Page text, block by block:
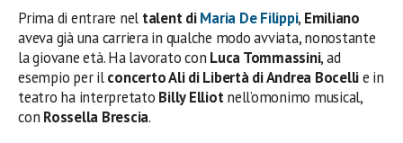
Prima di entrare nel talent diMaria De Filippi, Emiliano
aveva già una carriera in qualche modo avviata, nonostante
la giovane età. Ha lavorato con Luca Tommassini, ad
esempio per ilconcerto Ali di Libertà di Andrea Bocellie in
teatro ha interpretato Billy Elliotnell’omonimo musical,
con Rossella Brescia.